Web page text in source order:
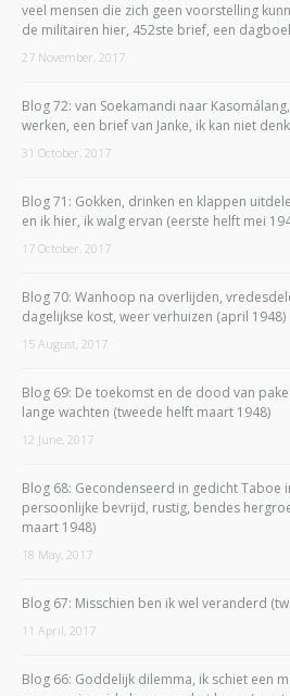
veel mensen die zich geen voorstelling
de militairen hier, 452ste brief, een
27 November, 2017
Blog 72: van Soekamandi naar
werken, een brief van Janke, ik kan niet
31 October, 2017
Blog 71: Gokken, drinken en klappen
en ik hier, ik walg ervan (eerste helft mei
17 October, 2017
Blog 70: Wanhoop na overlijden,
dagelijkse kost, weer verhuizen (april 1948)
15 August, 2017
Blog 69: De toekomst en de dood van
lange wachten (tweede helft maart 1948)
12 June, 2017
Blog 68: Gecondenseerd in gedicht Taboe
persoonlijke bevrijd, rustig, bendes
maart 1948)
18 May, 2017
Blog 67: Misschien ben ik wel veranderd
11 April, 2017
Blog 66: Goddelijk dilemma, ik schiet een